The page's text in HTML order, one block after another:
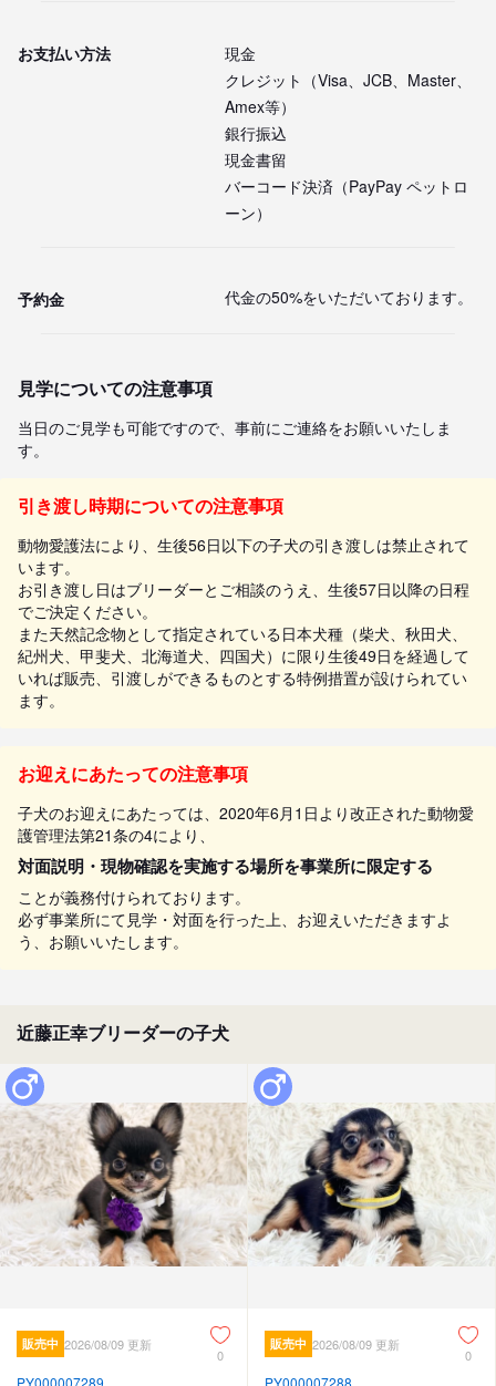
お支払い方法
現金
クレジット（Visa、JCB、Master、
Amex等）
銀行振込
現金書留
バーコード決済（PayPay ペットロ
ーン）
予約金 代金の50%をいただいております。
見学についての注意事項
当日のご見学も可能ですので、事前にご連絡をお願いいたしま
す。
引き渡し時期についての注意事項
動物愛護法により、生後56日以下の子犬の引き渡しは禁止されて
います。
お引き渡し日はブリーダーとご相談のうえ、生後57日以降の日程
でご決定ください。
また天然記念物として指定されている日本犬種（柴犬、秋田犬、
紀州犬、甲斐犬、北海道犬、四国犬）に限り生後49日を経過して
いれば販売、引渡しができるものとする特例措置が設けられてい
ます。
お迎えにあたっての注意事項
子犬のお迎えにあたっては、2020年6月1日より改正された動物愛
護管理法第21条の4により、
対面説明・現物確認を実施する場所を事業所に限定する
ことが義務付けられております。
必ず事業所にて見学・対面を行った上、お迎えいただきますよ
う、お願いいたします。
近藤正幸ブリーダーの子犬
販売中 2026/08/09 更新
0
PY000007289
販売中 2026/08/09 更新
0
PY000007288